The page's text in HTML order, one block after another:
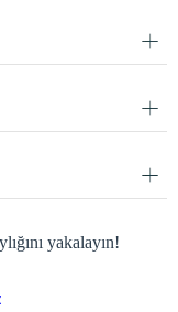
yakalayın!